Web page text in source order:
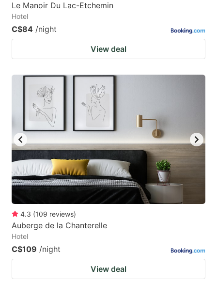
Le Manoir Du Lac-Etchemin
Hotel
C$84 /night
View deal
4.3 (109 reviews)
Auberge de la Chanterelle
Hotel
C$109 /night
View deal